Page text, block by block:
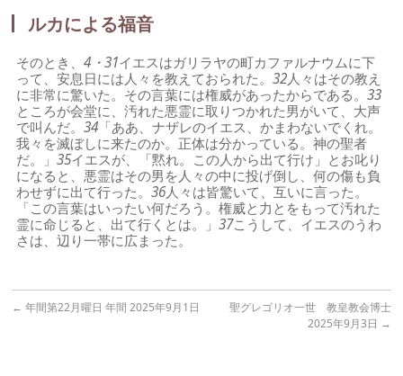
ルカによる福音
そのとき、4・31イエスはガリラヤの町カファルナウムに下
って、安息日には人々を教えておられた。32人々はその教え
に非常に驚いた。その言葉には権威があったからである。33
ところが会堂に、汚れた悪霊に取りつかれた男がいて、大声
で叫んだ。34 「ああ、ナザレのイエス、かまわないでくれ。
我々を滅ぼしに来たのか。正体は分かっている。神の聖者
だ。」35イエスが、「黙れ。この人から出て行け」とお叱り
になると、悪霊はその男を人々の中に投げ倒し、何の傷も負
わせずに出て行った。36人々は皆驚いて、互いに言った。
「この言葉はいったい何だろう。権威と力とをもって汚れた
霊に命じると、出て行くとは。」37こうして、イエスのうわ
さは、辺り一帯に広まった。
← 年間第22月曜日 年間 2025年9月1日
聖グレゴリオ一世 教皇教会博士
2025年9月3日 →